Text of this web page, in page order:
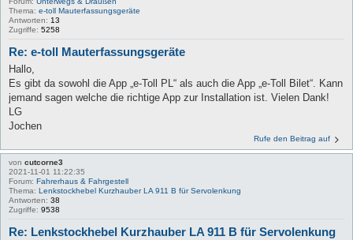
Thema: e-toll Mauterfassungsgeräte
Antworten: 13
Zugriffe: 5258
Re: e-toll Mauterfassungsgeräte
Hallo,
Es gibt da sowohl die App „e-Toll PL“ als auch die App „e-Toll Bilet“. Kann
jemand sagen welche die richtige App zur Installation ist. Vielen Dank!
LG
Jochen
Rufe den Beitrag auf
von cutcorne3
2021-11-01 11:22:35
Forum: Fahrerhaus & Fahrgestell
Thema: Lenkstockhebel Kurzhauber LA 911 B für Servolenkung
Antworten: 38
Zugriffe: 9538
Re: Lenkstockhebel Kurzhauber LA 911 B für Servolenkung